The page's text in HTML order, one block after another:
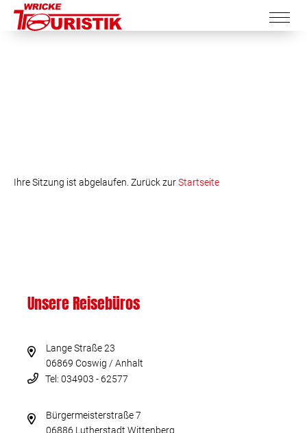
Ihre Sitzung ist abgelaufen. Zurück zurStartseite
Unsere Reisebüros
Lange Straße 23
06869 Coswig / Anhalt
Tel: 034903 - 62577
Bürgermeisterstraße 7
06886 Lutherstadt Wittenberg